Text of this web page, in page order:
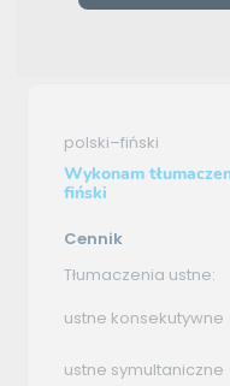
polski–fiński
Wykonam
fiński
Cennik
Tłumaczenia ustne:
ustne konsekutywne
ustne symultaniczne